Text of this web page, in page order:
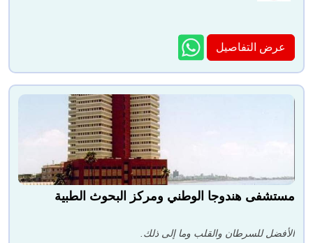
عرض التفاصيل
مستشفى هندوجا الوطني ومركز البحوث الطبية
الأفضل للسرطان والقلب وما إلى ذلك.